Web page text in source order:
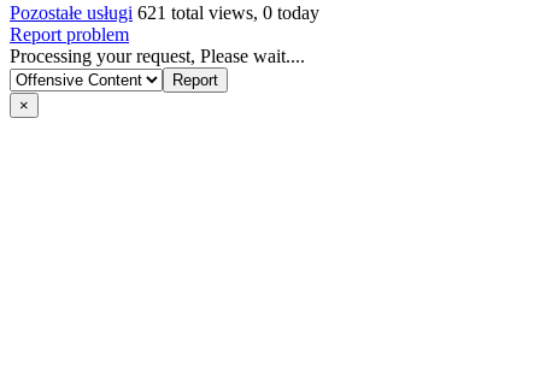
Pozostałe usługi 621 total views, 0 today
Report problem
Processing your request, Please wait....
×